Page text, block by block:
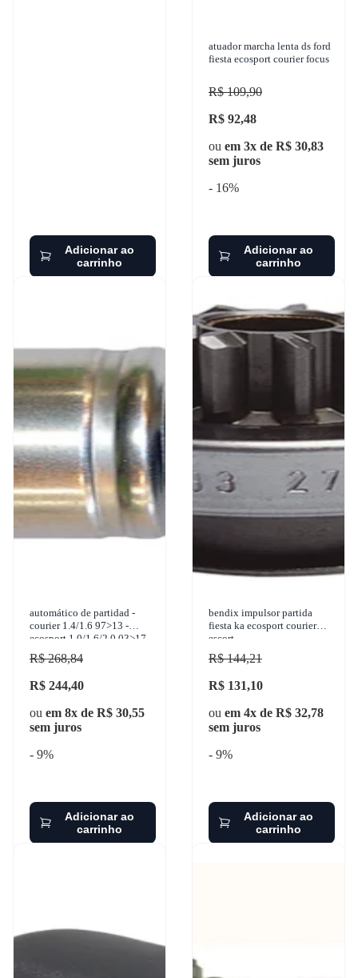
Adicionar ao
carrinho
atuador marcha lenta ds ford
fiesta ecosport courier focus
R$ 109,90
R$ 92,48
ou em 3x de R$ 30,83
sem juros
- 16%
Adicionar ao
carrinho
automático de partidad -
courier 1.4/1.6 97>13 -
ecosport 1.0/1.6/2.0 03>17 -
fiesta 1.0/1.6 99>15 - ka
1.0/1.6 00>14
R$ 268,84
R$ 244,40
ou em 8x de R$ 30,55
sem juros
- 9%
Adicionar ao
carrinho
bendix impulsor partida
fiesta ka ecosport courier
escort
R$ 144,21
R$ 131,10
ou em 4x de R$ 32,78
sem juros
- 9%
Adicionar ao
carrinho